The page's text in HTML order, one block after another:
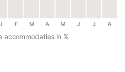
F M A M J J A
accommodaties in %